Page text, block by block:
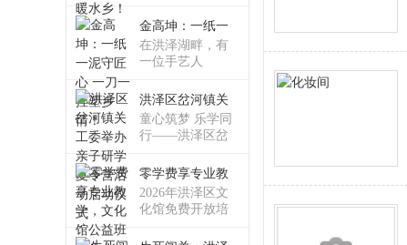
坛
金高坤：一纸一
在洪泽湖畔，有
一位手艺人
洪泽区岔河镇关
童心筑梦 乐学同
行——洪泽区岔
零学费享专业教
2026年洪泽区文
化馆免费开放培